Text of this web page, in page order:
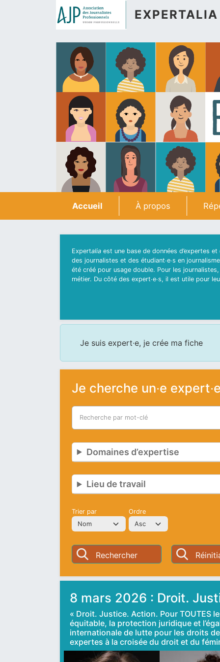
EXPERTALIA
Navigation principale
Accueil À propos
Expertaliaest une base de données d’expertes
des journalistes et des étudiant∙e∙s en
été créé pour usage double. Pour les
métier. Du côté des expert∙e∙s, il est utile pour
Je suis expert∙e, je crée ma fiche
Je cherche un∙e expert∙e
Recherche par mot-clé
Domaines d’expertise
Lieu de travail
Trier par Ordre
8 mars 2026 : Droit.
« Droit. Justice. Action. Pour TOUTES
équitable, la protection juridique et
internationale de lutte pour les droits
expertes à la croisée du droit et du